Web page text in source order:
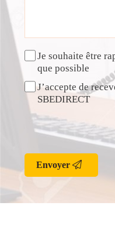
Je souhaite être
que possible
J’accepte de
SBEDIRECT
Envoyer